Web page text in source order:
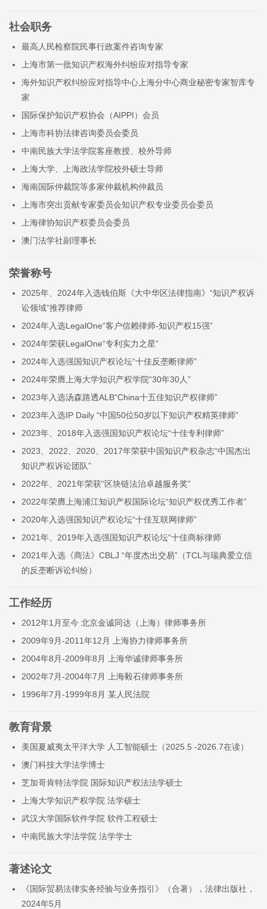
社会职务
最高人民检察院民事行政案件咨询专家
上海市第一批知识产权海外纠纷应对指导专家
海外知识产权纠纷应对指导中心上海分中心商业秘密专家智库专
家
国际保护知识产权协会（AIPPI）会员
上海市科协法律咨询委员会委员
中南民族大学法学院客座教授、校外导师
上海大学、上海政法学院校外硕士导师
海南国际仲裁院等多家仲裁机构仲裁员
上海市突出贡献专家委员会知识产权专业委员会委员
上海律协知识产权委员会委员
澳门法学社副理事长
荣誉称号
2025年、2024年入选钱伯斯《大中华区法律指南》“知识产权诉
讼领域”推荐律师
2024年入选LegalOne“客户信赖律师-知识产权15强”
2024年荣获LegalOne“专利实力之星”
2024年入选强国知识产权论坛“十佳反垄断律师”
2024年荣膺上海大学知识产权学院“30年30人”
2023年入选汤森路透ALB“China十五佳知识产权律师”
2023年入选IP Daily “中国50位50岁以下知识产权精英律师”
2023年、2018年入选强国知识产权论坛“十佳专利律师”
2023、2022、2020、2017年荣获中国知识产权杂志“中国杰出
知识产权诉讼团队”
2022年、2021年荣获“区块链法治卓越服务奖”
2022年荣膺上海浦江知识产权国际论坛“知识产权优秀工作者”
2020年入选强国知识产权论坛“十佳互联网律师”
2021年、2019年入选强国知识产权论坛“十佳商标律师
2021年入选《商法》CBLJ “年度杰出交易”（TCL与瑞典爱立信
的反垄断诉讼纠纷）
工作经历
2012年1月至今 北京金诚同达（上海）律师事务所
2009年9月-2011年12月 上海协力律师事务所
2004年8月-2009年8月 上海华诚律师事务所
2002年7月-2004年7月 上海毅石律师事务所
1996年7月-1999年8月 某人民法院
教育背景
美国夏威夷太平洋大学 人工智能硕士（2025.5 -2026.7在读）
澳门科技大学法学博士
芝加哥肯特法学院 国际知识产权法法学硕士
上海大学知识产权学院 法学硕士
武汉大学国际软件学院 软件工程硕士
中南民族大学法学院 法学学士
著述论文
《国际贸易法律实务经验与业务指引》（合著），法律出版社，
2024年5月